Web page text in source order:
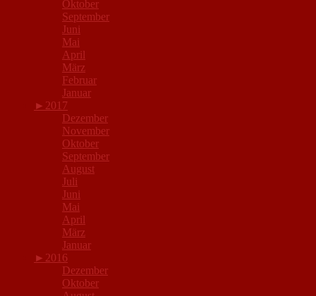
Oktober
September
Juni
Mai
April
März
Februar
Januar
► 2017
Dezember
November
Oktober
September
August
Juli
Juni
Mai
April
März
Januar
► 2016
Dezember
Oktober